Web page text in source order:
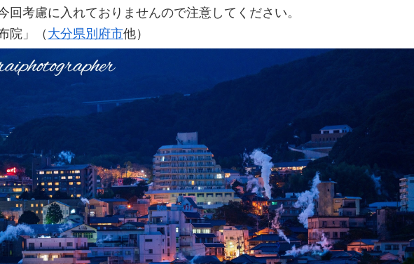
回考慮に入れておりませんので注意してください。
院」（ 大分県別府市他）